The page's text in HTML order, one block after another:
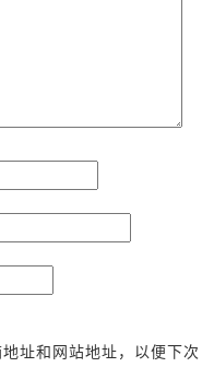
址和网站地址，以便下次